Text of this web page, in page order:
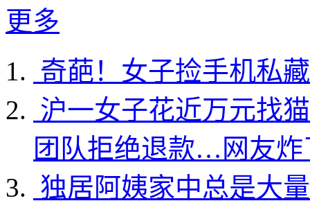
更多
奇葩！女子捡手机私
沪一女子花近万元找
团队拒绝退款…网友炸
独居阿姨家中总是大